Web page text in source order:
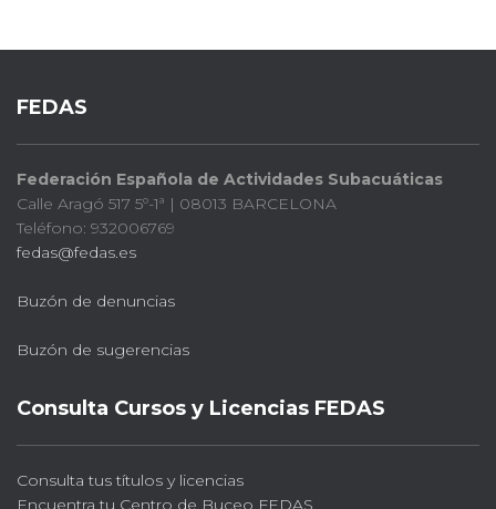
FEDAS
Federación Española de Actividades Subacuáticas
Calle Aragó 517 5º-1ª | 08013 BARCELONA
Teléfono: 932006769
fedas@fedas.es
Buzón de denuncias
Buzón de sugerencias
Consulta Cursos y Licencias FEDAS
Consulta tus títulos y licencias
Encuentra tu Centro de Buceo FEDAS